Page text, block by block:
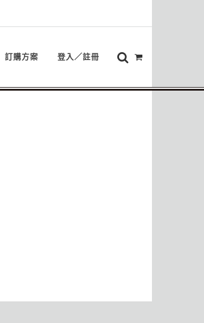
訂購方案 登入／註冊